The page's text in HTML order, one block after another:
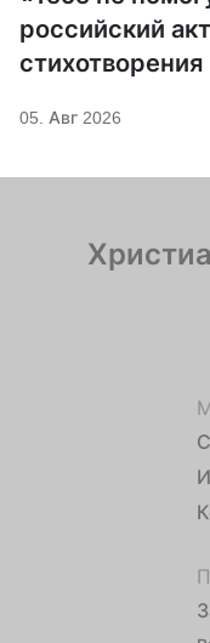
российский
05. Авг 2026